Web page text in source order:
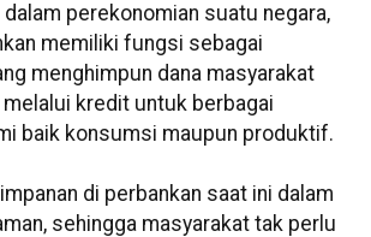
perekonomian suatu negara,
memiliki fungsi sebagai
menghimpun dana masyarakat
kredit untuk berbagai
baik konsumsi maupun produktif.
di perbankan saat ini dalam
sehingga masyarakat tak perlu